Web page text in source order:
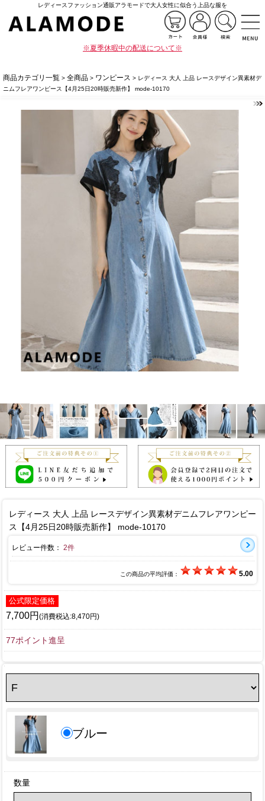
レディースファッション通販アラモードで大人女性に似合う上品な服を
※夏季休暇中の配送について※
商品カテゴリ一覧 > 全商品 > ワンピース > レディース 大人 上品 レースデザイン異素材デ
ニムフレアワンピース【4月25日20時販売新作】 mode-10170
レディース 大人 上品 レースデザイン異素材デニムフレアワンピー
ス【4月25日20時販売新作】 mode-10170
レビュー件数： 2件
この商品の平均評価： 5.00
公式限定価格
7,700円 (消費税込:8,470円)
77ポイント進呈
ブルー
数量